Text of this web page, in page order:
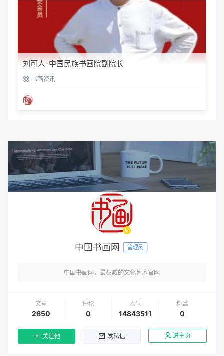
刘可人-中国民族书画院副院长
书画资讯
中国书画网 管理员
中国书画网，最权威的文化艺术官网
文章
2650
评论
0
人气
14843511
粉丝
0
关注他 发私信 进主页